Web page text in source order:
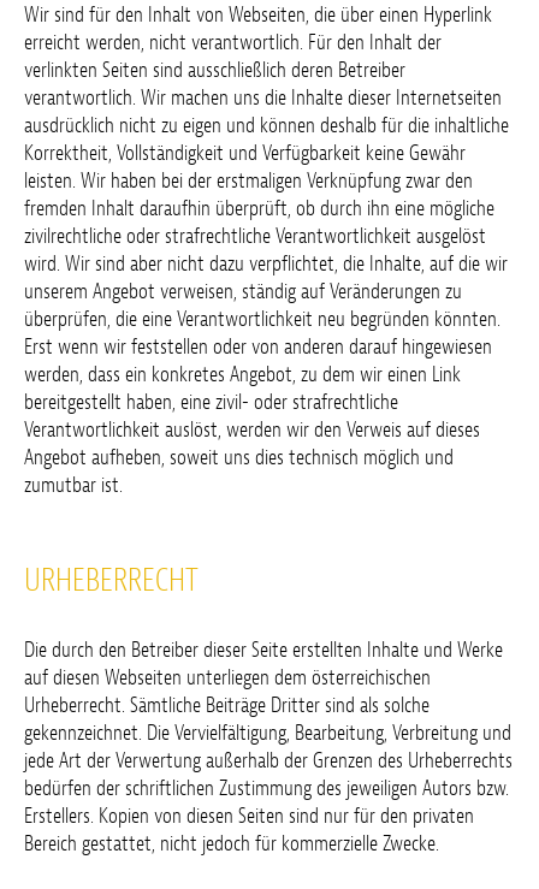
Wir sind für den Inhalt von Webseiten, die über einen Hyperlink
erreicht werden, nicht verantwortlich. Für den Inhalt der
verlinkten Seiten sind ausschließlich deren Betreiber
verantwortlich. Wir machen uns die Inhalte dieser Internetseiten
ausdrücklich nicht zu eigen und können deshalb für die inhaltliche
Korrektheit, Vollständigkeit und Verfügbarkeit keine Gewähr
leisten. Wir haben bei der erstmaligen Verknüpfung zwar den
fremden Inhalt daraufhin überprüft, ob durch ihn eine mögliche
zivilrechtliche oder strafrechtliche Verantwortlichkeit ausgelöst
wird. Wir sind aber nicht dazu verpflichtet, die Inhalte, auf die wir
unserem Angebot verweisen, ständig auf Veränderungen zu
überprüfen, die eine Verantwortlichkeit neu begründen könnten.
Erst wenn wir feststellen oder von anderen darauf hingewiesen
werden, dass ein konkretes Angebot, zu dem wir einen Link
bereitgestellt haben, eine zivil- oder strafrechtliche
Verantwortlichkeit auslöst, werden wir den Verweis auf dieses
Angebot aufheben, soweit uns dies technisch möglich und
zumutbar ist.
URHEBERRECHT
Die durch den Betreiber dieser Seite erstellten Inhalte und Werke
auf diesen Webseiten unterliegen dem österreichischen
Urheberrecht. Sämtliche Beiträge Dritter sind als solche
gekennzeichnet. Die Vervielfältigung, Bearbeitung, Verbreitung und
jede Art der Verwertung außerhalb der Grenzen des Urheberrechts
bedürfen der schriftlichen Zustimmung des jeweiligen Autors bzw.
Erstellers. Kopien von diesen Seiten sind nur für den privaten
Bereich gestattet, nicht jedoch für kommerzielle Zwecke.